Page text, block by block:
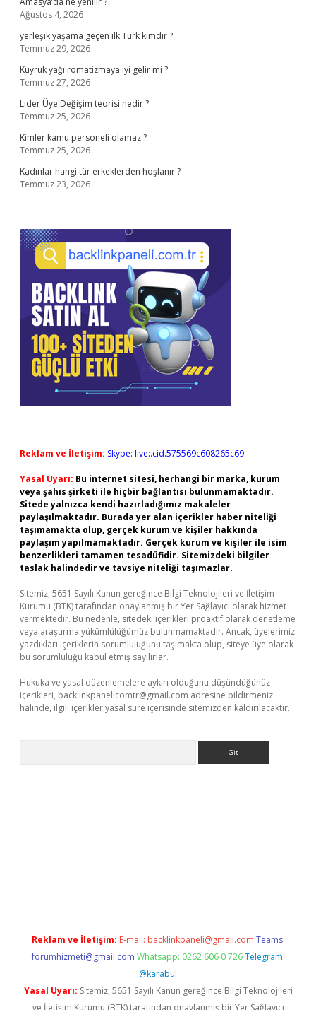
Ağustos 4, 2026
yerleşik yaşama geçen ilk Türk kimdir ?
Temmuz 29, 2026
Kuyruk yağı romatizmaya iyi gelir mi ?
Temmuz 27, 2026
Lider Üye Değişim teorisi nedir ?
Temmuz 25, 2026
Kimler kamu personeli olamaz ?
Temmuz 25, 2026
Kadınlar hangi tür erkeklerden hoşlanır ?
Temmuz 23, 2026
Reklam ve İletişim: Skype: live:.cid.575569c608265c69
Yasal Uyarı: Bu internet sitesi, herhangi bir marka, kurum
veya şahıs şirketi ile hiçbir bağlantısı bulunmamaktadır.
Sitede yalnızca kendi hazırladığımız makaleler
paylaşılmaktadır. Burada yer alan içerikler haber niteliği
taşımamakta olup, gerçek kurum ve kişiler hakkında
paylaşım yapılmamaktadır. Gerçek kurum ve kişiler ile isim
benzerlikleri tamamen tesadüfidir. Sitemizdeki bilgiler
taslak halindedir ve tavsiye niteliği taşımazlar.
Sitemiz, 5651 Sayılı Kanun gereğince Bilgi Teknolojileri ve İletişim
Kurumu (BTK) tarafından onaylanmış bir Yer Sağlayıcı olarak hizmet
vermektedir. Bu nedenle, sitedeki içerikleri proaktif olarak denetleme
veya araştırma yükümlülüğümüz bulunmamaktadır. Ancak, üyelerimiz
yazdıkları içeriklerin sorumluluğunu taşımakta olup, siteye üye olarak
bu sorumluluğu kabul etmiş sayılırlar.
Hukuka ve yasal düzenlemelere aykırı olduğunu düşündüğünüz
içerikleri, backlinkpanelicomtr@gmail.com adresine bildirmeniz
halinde, ilgili içerikler yasal süre içerisinde sitemizden kaldırılacaktır.
Reklam ve İletişim: E-mail: backlinkpaneli@gmail.com Teams:
forumhizmeti@gmail.com Whatsapp: 0262 606 0 726 Telegram:
@karabul
Yasal Uyarı: Sitemiz, 5651 Sayılı Kanun gereğince Bilgi Teknolojileri
ve İletişim Kurumu (BTK) tarafından onaylanmış bir Yer Sağlayıcı